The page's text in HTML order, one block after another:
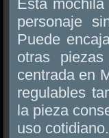
Esta
personaje
Puede
otras
centrada en
regulables
la pieza
uso cotidiano.